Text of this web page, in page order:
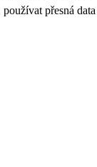
přesná data